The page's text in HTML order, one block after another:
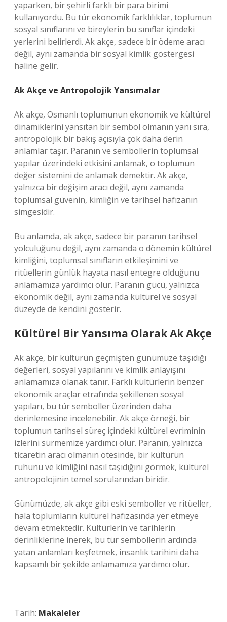
yaparken, bir şehirli farklı bir para birimi
kullanıyordu. Bu tür ekonomik farklılıklar, toplumun
sosyal sınıflarını ve bireylerin bu sınıflar içindeki
yerlerini belirlerdi. Ak akçe, sadece bir ödeme aracı
değil, aynı zamanda bir sosyal kimlik göstergesi
haline gelir.
Ak Akçe ve Antropolojik Yansımalar
Ak akçe, Osmanlı toplumunun ekonomik ve kültürel
dinamiklerini yansıtan bir sembol olmanın yanı sıra,
antropolojik bir bakış açısıyla çok daha derin
anlamlar taşır. Paranın ve sembollerin toplumsal
yapılar üzerindeki etkisini anlamak, o toplumun
değer sistemini de anlamak demektir. Ak akçe,
yalnızca bir değişim aracı değil, aynı zamanda
toplumsal güvenin, kimliğin ve tarihsel hafızanın
simgesidir.
Bu anlamda, ak akçe, sadece bir paranın tarihsel
yolculuğunu değil, aynı zamanda o dönemin kültürel
kimliğini, toplumsal sınıfların etkileşimini ve
ritüellerin günlük hayata nasıl entegre olduğunu
anlamamıza yardımcı olur. Paranın gücü, yalnızca
ekonomik değil, aynı zamanda kültürel ve sosyal
düzeyde de kendini gösterir.
Kültürel Bir Yansıma Olarak Ak Akçe
Ak akçe, bir kültürün geçmişten günümüze taşıdığı
değerleri, sosyal yapılarını ve kimlik anlayışını
anlamamıza olanak tanır. Farklı kültürlerin benzer
ekonomik araçlar etrafında şekillenen sosyal
yapıları, bu tür semboller üzerinden daha
derinlemesine incelenebilir. Ak akçe örneği, bir
toplumun tarihsel süreç içindeki kültürel evriminin
izlerini sürmemize yardımcı olur. Paranın, yalnızca
ticaretin aracı olmanın ötesinde, bir kültürün
ruhunu ve kimliğini nasıl taşıdığını görmek, kültürel
antropolojinin temel sorularından biridir.
Günümüzde, ak akçe gibi eski semboller ve ritüeller,
hala toplumların kültürel hafızasında yer etmeye
devam etmektedir. Kültürlerin ve tarihlerin
derinliklerine inerek, bu tür sembollerin ardında
yatan anlamları keşfetmek, insanlık tarihini daha
kapsamlı bir şekilde anlamamıza yardımcı olur.
Tarih: Makaleler